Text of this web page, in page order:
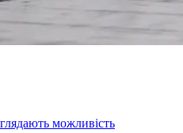
можливість